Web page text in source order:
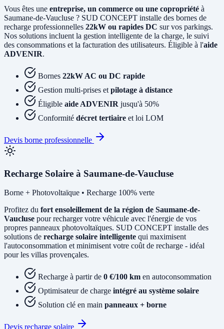
Vous êtes une entreprise, un commerce ou une copropriété à
Saumane-de-Vaucluse ? SUD CONCEPT installe des bornes de
recharge professionnelles 22kW ou rapides DC sur vos parkings.
Nos solutions incluent la gestion intelligente de la charge, le suivi
des consommations et la facturation des utilisateurs. Éligible à l'aide
ADVENIR.
Bornes 22kW AC ou DC rapide
Gestion multi-prises et pilotage à distance
Éligible aide ADVENIR jusqu'à 50%
Conformité décret tertiaire et loi LOM
Devis borne professionnelle
Recharge Solaire à Saumane-de-Vaucluse
Borne + Photovoltaïque • Recharge 100% verte
Profitez du fort ensoleillement de la région de Saumane-de-
Vaucluse pour recharger votre véhicule avec l'énergie de vos
propres panneaux photovoltaïques. SUD CONCEPT installe des
solutions de recharge solaire intelligente qui maximisent
l'autoconsommation et minimisent votre coût de recharge - idéal
pour les villas provençales.
Recharge à partir de 0 €/100 km en autoconsommation
Optimisateur de charge intégré au système solaire
Solution clé en main panneaux + borne
Devis recharge solaire